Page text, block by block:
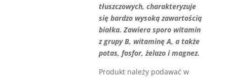
tłuszczowych, charakteryzuje
się bardzo wysoką zawartością
białka. Zawiera sporo witamin
z grupy B, witaminę A, a także
potas, fosfor, żelazo i magnez.
Produkt należy podawać w